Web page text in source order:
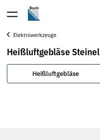
Elektrowerkzeuge
Heißluftgebläse Steinel
Heißluftgebläse